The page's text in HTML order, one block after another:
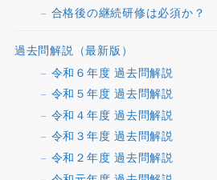
合格後の継続研修は必須か？
過去問解説（最新版）
令和６年度 過去問解説
令和５年度 過去問解説
令和４年度 過去問解説
令和３年度 過去問解説
令和２年度 過去問解説